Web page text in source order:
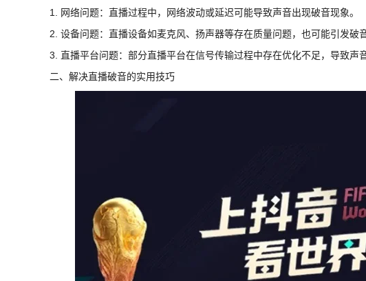
1. 网络问题：直播过程中，网络波动或延迟可能导致声音出现破音现象。
2. 设备问题：直播设备如麦克风、扬声器等存在质量问题，也可能引发破音
3. 直播平台问题：部分直播平台在信号传输过程中存在优化不足，导致声
二、解决直播破音的实用技巧